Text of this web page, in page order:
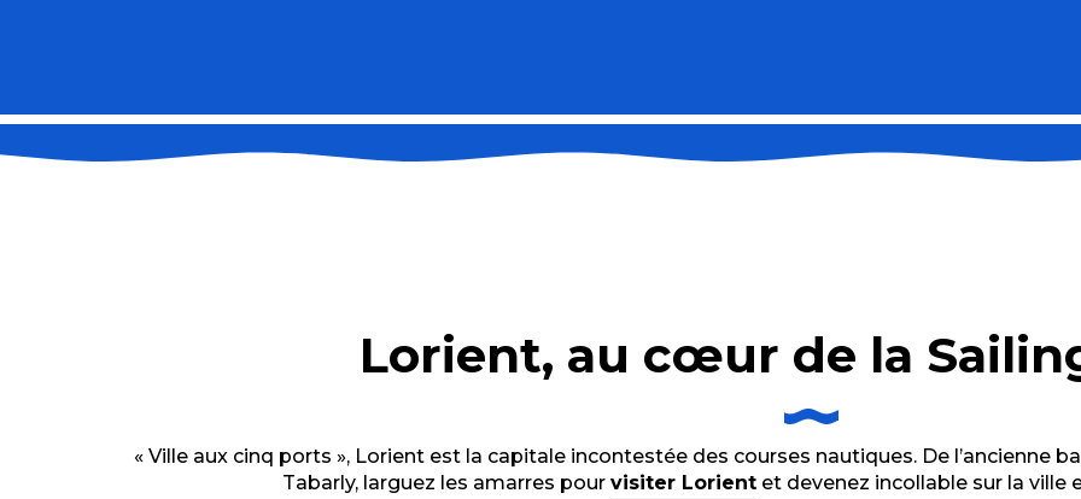
Lorient, au cœur de la
« Ville aux cinq ports », Lorient est la capitale incontestée des courses nautiques. De l’ancienne
Tabarly, larguez les amarres pour visiter Lorient et devenez incollable sur la ville